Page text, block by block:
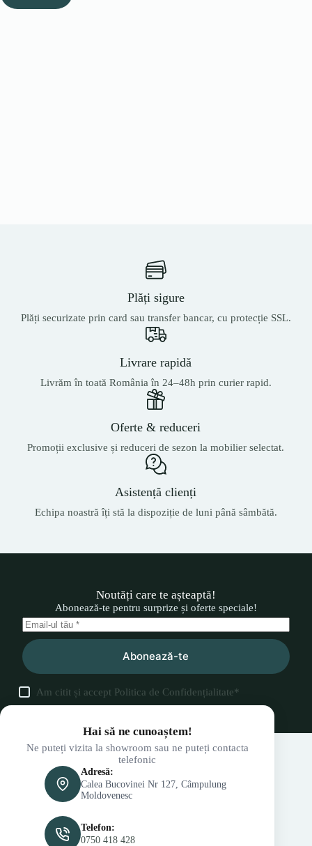
Plăți sigure
Plăți securizate prin card sau transfer bancar, cu protecție SSL.
Livrare rapidă
Livrăm în toată România în 24–48h prin curier rapid.
Oferte & reduceri
Promoții exclusive și reduceri de sezon la mobilier selectat.
Asistență clienți
Echipa noastră îți stă la dispoziție de luni până sâmbătă.
Noutăți care te așteaptă!
Abonează-te pentru surprize și oferte speciale!
Abonează-te
Am citit și accept Politica de Confidențialitate*
Hai să ne cunoaștem!
Ne puteți vizita la showroom sau ne puteți contacta
telefonic
Adresă:
Calea Bucovinei Nr 127, Câmpulung
Moldovenesc
Telefon:
0750 418 428